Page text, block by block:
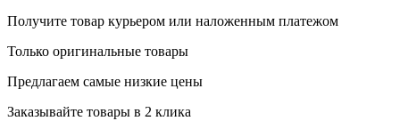
Получите товар курьером или наложенным платежом
Только оригинальные товары
Предлагаем самые низкие цены
Заказывайте товары в 2 клика